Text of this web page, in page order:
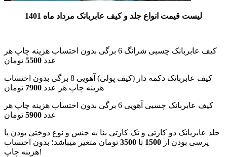
لیست قیمت انواع جلد و کیف عابربانک مرداد ماه 1401
کیف عابربانک چسبی شرانگ 6 برگی بدون احتساب هزینه چاپ هر
عدد
تومان
کیف عابربانک دکمه دار (کیف پولی) آهویی 8 برگی بدون احتساب
هزینه چاپ هر عدد 7900 تومان
کیف عابربانک چسبی آهویی 6 برگی بدون احتساب هزینه چاپ هر
عدد 5900 تومان
جلد عابربانک دو کارتی و تک کارتی بنا به جنس و نوع دوختی بودن یا
پرسی بودن از 1500 تا 3500 تومان متغیر میباشد؛ بدون احتساب
هزینه چاپ!